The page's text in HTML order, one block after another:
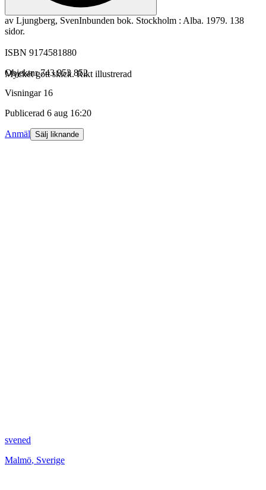
av Ljungberg, SvenInbunden bok. Stockholm : Alba. 1979. 138
sidor.
ISBN 9174581880
Mycket gott skick. Rikt illustrerad
Objektnr 743 953 852
Visningar 16
Publicerad 6 aug 16:20
Anmäl Sälj liknande
svened
Malmö, Sverige